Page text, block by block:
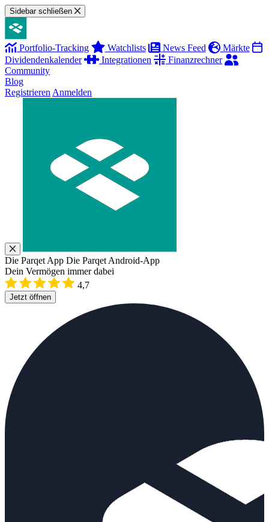
Sidebar schließen
Portfolio-Tracking Watchlists News Feed
Märkte
Dividendenkalender
Integrationen
Finanzrechner
Community
Blog
Registrieren Anmelden
Die Parqet App Die Parqet Android-App
Dein Vermögen immer dabei
4,7
Jetzt öffnen